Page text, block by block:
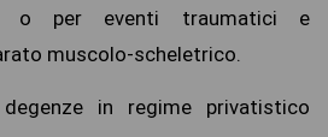
o per eventi traumatici e
muscolo-scheletrico.
degenze in regime privatistico